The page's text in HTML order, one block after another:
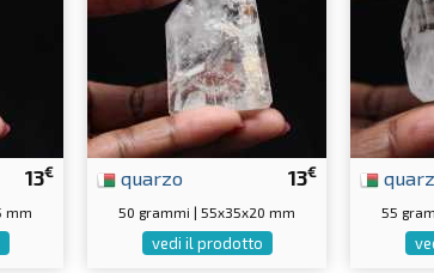
13€
mm
13€
quarzo
50 grammi | 55x35x20 mm
vedi il prodotto
55